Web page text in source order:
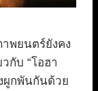
พยนตร์ยังคง
กับ “โอฮา
ผูกพันกันด้วย